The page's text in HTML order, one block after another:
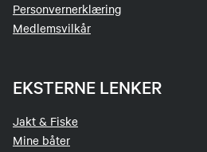
Personvernerklæring
Medlemsvilkår
EKSTERNE LENKER
Jakt & Fiske
Mine båter